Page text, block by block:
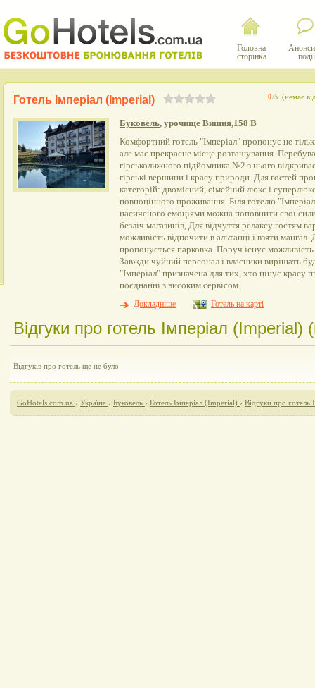
Головна
сторінка
події
0/5 (немає
Готель Імперіал (Imperial)
Буковель, урочище Вишня,158 B
Комфортний готель "Імперіал" пропонує не
але має прекрасне місце розташування.
гірськолижного підйомника №2 з нього
гірські вершини і красу природи. Для гостей
категорій: двомісний, сімейний люкс і
повноцінного проживання. Біля готелю
насиченого емоціями можна поповнити свої
безліч магазинів, Для відчуття релаксу гостям
можливість відпочити в альтанці і взяти
пропонується парковка. Поруч існує
Завжди чуйний персонал і власники вирішать
"Імперіал" призначена для тих, хто цінує красу
поєднанні з високим сервісом.
Докладніше
Готель на карті
Відгуки про готель Імперіал (Imperial)
Відгуків про готель ще не було
GoHotels.com.ua › Україна › Буковель › Готель Імперіал (Imperial) › Відгуки про готель